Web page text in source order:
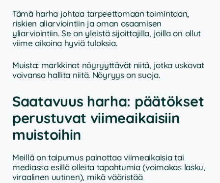
Tämä harha johtaa tarpeettomaan toimintaan,
riskien aliarviointiin ja oman osaamisen
yliarviointiin. Se on yleistä sijoittajilla, joilla on ollut
viime aikoina hyviä tuloksia.
Muista: markkinat nöyryyttävät niitä, jotka uskovat
voivansa hallita niitä. Nöyryys on suoja.
Saatavuus harha: päätökset
perustuvat viimeaikaisiin
muistoihin
Meillä on taipumus painottaa viimeaikaisia tai
mediassa esillä olleita tapahtumia (voimakas lasku,
viraalinen uutinen), mikä vääristää